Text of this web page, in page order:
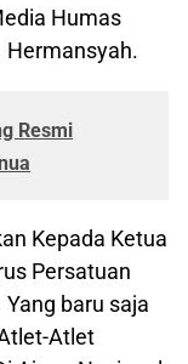
Humas
Hermansyah.
Resmi
Kepada Ketua
Persatuan
baru saja
Atlet